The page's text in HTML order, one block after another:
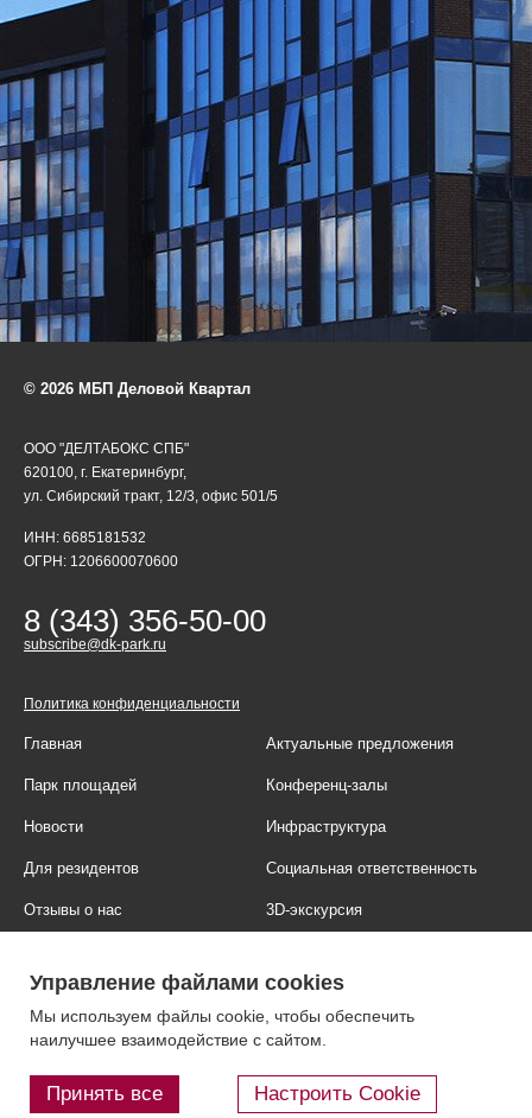
© 2026 МБП Деловой Квартал
ООО "ДЕЛТАБОКС СПБ"
620100, г. Екатеринбург,
ул. Сибирский тракт, 12/3, офис 501/5
ИНН: 6685181532
ОГРН: 1206600070600
8 (343) 356-50-00
subscribe@dk-park.ru
Политика конфиденциальности
Главная Актуальные предложения
Парк площадей Конференц-залы
Новости Инфраструктура
Для резидентов Социальная ответственность
Отзывы о нас 3D-экскурсия
Контакты Блог
Управление файлами cookies
Мы используем файлы cookie, чтобы обеспечить
наилучшее взаимодействие с сайтом.
Принять все Настроить Cookie